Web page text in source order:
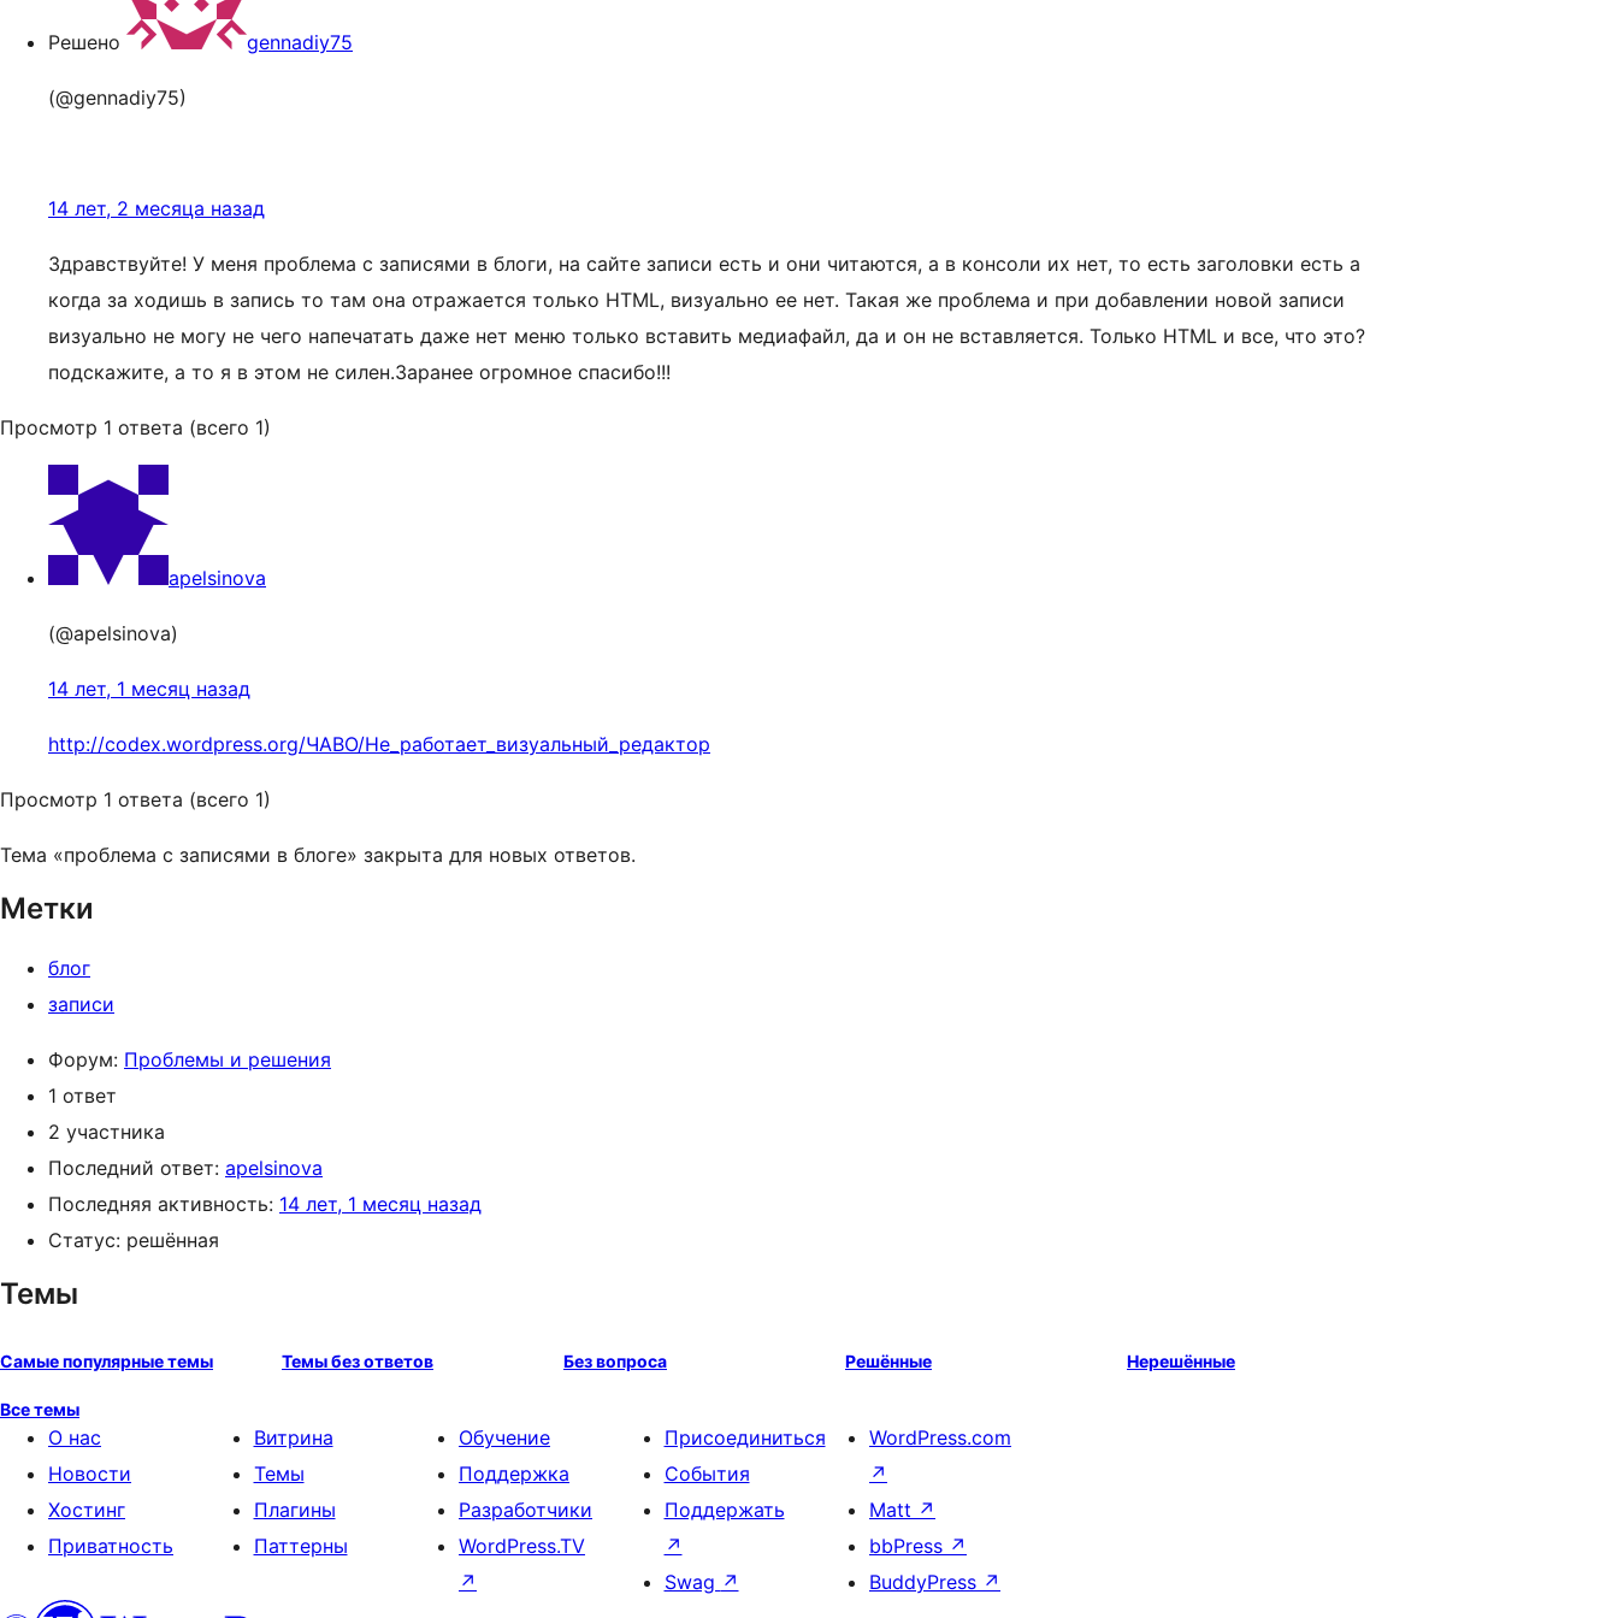
Решено gennadiy75
(@gennadiy75)
14 лет, 2 месяца назад
Здравствуйте! У меня проблема с записями в блоги, на сайте записи есть и они читаются, а в консоли их нет, то есть заголовки есть а
когда за ходишь в запись то там она отражается только HTML, визуально ее нет. Такая же проблема и при добавлении новой записи
визуально не могу не чего напечатать даже нет меню только вставить медиафайл, да и он не вставляется. Только HTML и все, что это?
подскажите, а то я в этом не силен.Заранее огромное спасибо!!!
Просмотр 1 ответа (всего 1)
apelsinova
(@apelsinova)
14 лет, 1 месяц назад
http://codex.wordpress.org/ЧАВО/Не_работает_визуальный_редактор
Просмотр 1 ответа (всего 1)
Тема «проблема с записями в блоге» закрыта для новых ответов.
Метки
блог
записи
Форум: Проблемы и решения
1 ответ
2 участника
Последний ответ: apelsinova
Последняя активность: 14 лет, 1 месяц назад
Статус: решённая
Темы
Самые популярные темы Темы без ответов Без вопроса Решённые Нерешённые
Все темы
О нас
Новости
Хостинг
Приватность
Витрина
Темы
Плагины
Паттерны
Обучение
Поддержка
Разработчики
WordPress.TV
↗
Присоединиться
События
Поддержать
↗
Swag ↗
WordPress.com
↗
Matt ↗
bbPress ↗
BuddyPress ↗